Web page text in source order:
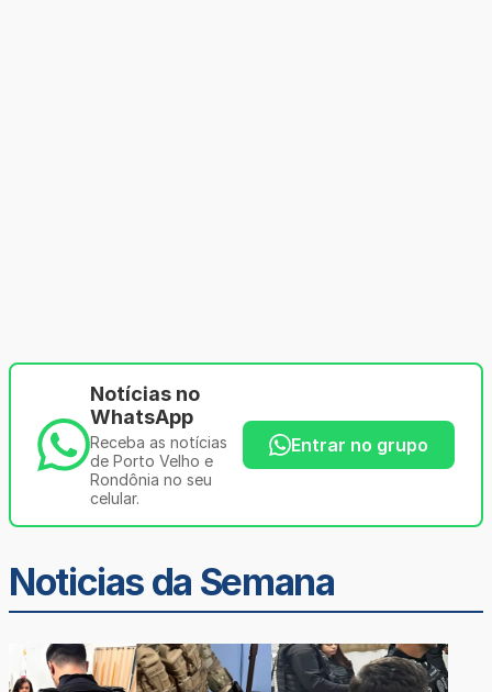
Notícias no
WhatsApp
Receba as notícias
de Porto Velho e
Rondônia no seu
celular.
Entrar no grupo
Noticias da Semana